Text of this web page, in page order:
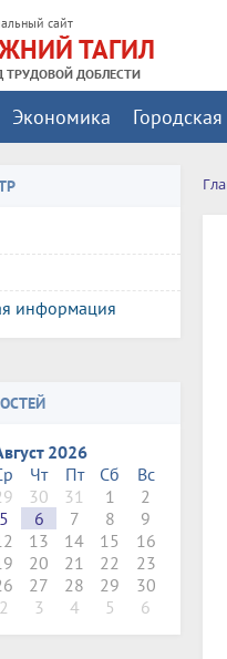
сайт
ТАГИЛ
ТРУДОВОЙ ДОБЛЕСТИ
Экономика
информация
2026
Чт Пт Сб
Вс
30 31 1
2
5 6 7 8
9
13 14 15
16
20 21 22
23
27 28 29
30
2 3 4 5 6